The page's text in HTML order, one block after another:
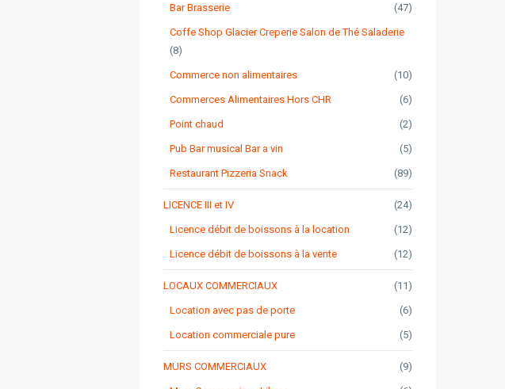
Bar Brasserie (47)
Coffe Shop Glacier Creperie Salon de Thé Saladerie
(8)
Commerce non alimentaires (10)
Commerces Alimentaires Hors CHR (6)
Point chaud (2)
Pub Bar musical Bar a vin (5)
Restaurant Pizzeria Snack (89)
LICENCE III et IV (24)
Licence débit de boissons à la location (12)
Licence débit de boissons à la vente (12)
LOCAUX COMMERCIAUX (11)
Location avec pas de porte (6)
Location commerciale pure (5)
MURS COMMERCIAUX (9)